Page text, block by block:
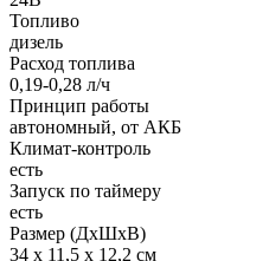
Топливо
дизель
Расход топлива
0,19-0,28 л/ч
Принцип работы
автономный, от АКБ
Климат-контроль
есть
Запуск по таймеру
есть
Размер (ДхШхВ)
34 х 11,5 х 12,2 см